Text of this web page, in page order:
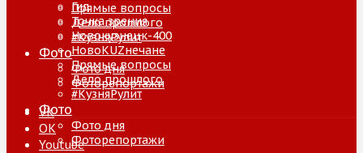
Прямые вопросы
Дело прошлого
#КузняРулит
Фото
Фото дня
Фоторепортажи
VK
ОК
Youtube
Гид
Точка зрения
Новокузнецк-400
НовоKUZнечане
Прямые вопросы
Дело прошлого
#КузняРулит
Фото
Фото дня
Фоторепортажи